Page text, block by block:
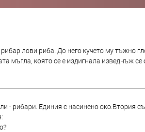
лови риба. До него кучето му тъжно
мъгла, която се е издигнала изведнъж се
- рибари. Единия с насинено око.Втория